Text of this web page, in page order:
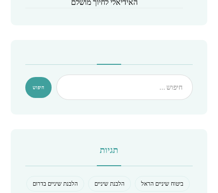
תגיות
ביטוח שיניים הראל הלבנת שיניים
הלבנת שיניים בדרום